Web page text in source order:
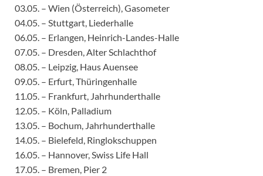
03.05. – Wien (Österreich), Gasometer
04.05. – Stuttgart, Liederhalle
06.05. – Erlangen, Heinrich-Landes-Halle
07.05. – Dresden, Alter Schlachthof
08.05. – Leipzig, Haus Auensee
09.05. – Erfurt, Thüringenhalle
11.05. – Frankfurt, Jahrhunderthalle
12.05. – Köln, Palladium
13.05. – Bochum, Jahrhunderthalle
14.05. – Bielefeld, Ringlokschuppen
16.05. – Hannover, Swiss Life Hall
17.05. – Bremen, Pier 2